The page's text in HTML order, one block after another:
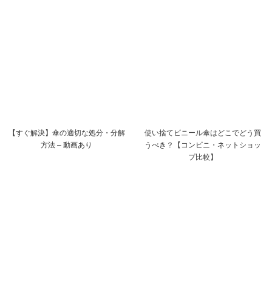
【すぐ解決】傘の適切な処分・分解
方法 – 動画あり
使い捨てビニール傘はどこでどう買
うべき？【コンビニ・ネットショッ
プ比較】